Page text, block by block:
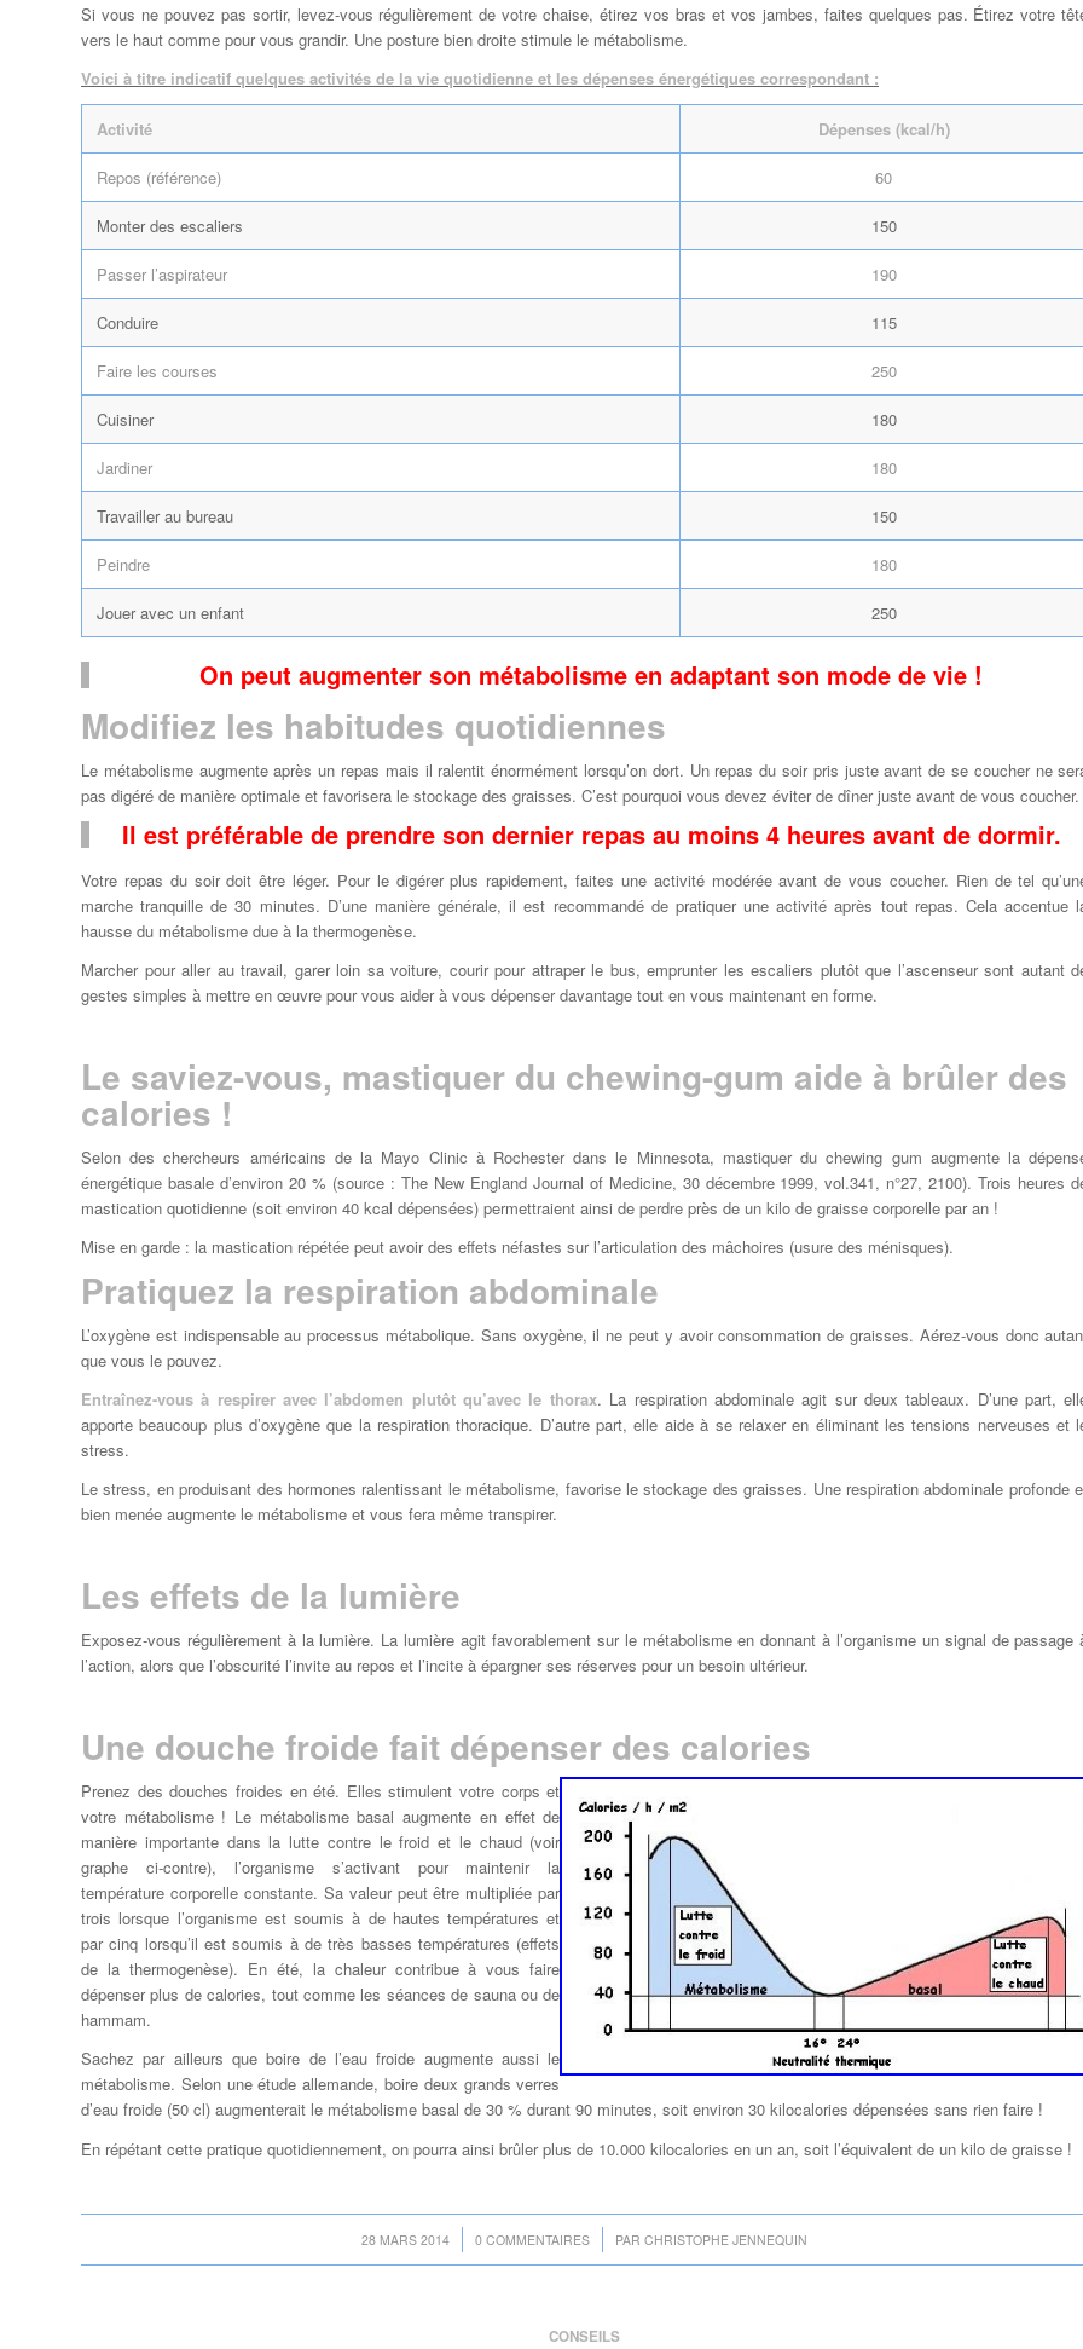
Si vous ne pouvez pas sortir, levez-vous régulièrement de votre chaise, étirez vos bras et vos jambes, faites quelques pas. Étirez votre
vers le haut comme pour vous grandir. Une posture bien droite stimule le métabolisme.
Voici à titre indicatif quelques activités de la vie quotidienne et les dépenses énergétiques correspondant :
Activité Dépenses (kcal/h)
Repos (référence) 60
Monter des escaliers 150
Passer l’aspirateur 190
Conduire 115
Faire les courses 250
Cuisiner 180
Jardiner 180
Travailler au bureau 150
Peindre 180
Jouer avec un enfant 250
On peut augmenter son métabolisme en adaptant son mode de vie !
Modifiez les habitudes quotidiennes
Le métabolisme augmente après un repas mais il ralentit énormément lorsqu’on dort. Un repas du soir pris juste avant de se coucher ne
pas digéré de manière optimale et favorisera le stockage des graisses. C’est pourquoi vous devez éviter de dîner juste avant de vous coucher.
Il est préférable de prendre son dernier repas au moins 4 heures avant de dormir.
Votre repas du soir doit être léger. Pour le digérer plus rapidement, faites une activité modérée avant de vous coucher. Rien de tel
marche tranquille de 30 minutes. D’une manière générale, il est recommandé de pratiquer une activité après tout repas. Cela accentue
hausse du métabolisme due à la thermogenèse.
Marcher pour aller au travail, garer loin sa voiture, courir pour attraper le bus, emprunter les escaliers plutôt que l’ascenseur sont autant
gestes simples à mettre en œuvre pour vous aider à vous dépenser davantage tout en vous maintenant en forme.
Le saviez-vous, mastiquer du chewing-gum aide à brûler des
calories !
Selon des chercheurs américains de la Mayo Clinic à Rochester dans le Minnesota, mastiquer du chewing gum augmente la
énergétique basale d’environ 20 % (source : The New England Journal of Medicine, 30 décembre 1999, vol.341, n°27, 2100). Trois heures
mastication quotidienne (soit environ 40 kcal dépensées) permettraient ainsi de perdre près de un kilo de graisse corporelle par an !
Mise en garde : la mastication répétée peut avoir des effets néfastes sur l’articulation des mâchoires (usure des ménisques).
Pratiquez la respiration abdominale
L’oxygène est indispensable au processus métabolique. Sans oxygène, il ne peut y avoir consommation de graisses. Aérez-vous donc
que vous le pouvez.
Entraînez-vous à respirer avec l’abdomen plutôt qu’avec le thorax. La respiration abdominale agit sur deux tableaux. D’une part,
apporte beaucoup plus d’oxygène que la respiration thoracique. D’autre part, elle aide à se relaxer en éliminant les tensions nerveuses et
stress.
Le stress, en produisant des hormones ralentissant le métabolisme, favorise le stockage des graisses. Une respiration abdominale profonde
bien menée augmente le métabolisme et vous fera même transpirer.
Les effets de la lumière
Exposez-vous régulièrement à la lumière. La lumière agit favorablement sur le métabolisme en donnant à l’organisme un signal de passage
l’action, alors que l’obscurité l’invite au repos et l’incite à épargner ses réserves pour un besoin ultérieur.
Une douche froide fait dépenser des calories
Prenez des douches froides en été. Elles stimulent votre corps et
votre métabolisme ! Le métabolisme basal augmente en effet de
manière importante dans la lutte contre le froid et le chaud (voir
graphe ci-contre), l’organisme s’activant pour maintenir la
température corporelle constante. Sa valeur peut être multipliée par
trois lorsque l’organisme est soumis à de hautes températures et
par cinq lorsqu’il est soumis à de très basses températures (effets
de la thermogenèse). En été, la chaleur contribue à vous faire
dépenser plus de calories, tout comme les séances de sauna ou de
hammam.
Sachez par ailleurs que boire de l’eau froide augmente aussi le
métabolisme. Selon une étude allemande, boire deux grands verres
d’eau froide (50 cl) augmenterait le métabolisme basal de 30 % durant 90 minutes, soit environ 30 kilocalories dépensées sans rien faire !
En répétant cette pratique quotidiennement, on pourra ainsi brûler plus de 10.000 kilocalories en un an, soit l’équivalent de un kilo de graisse !
28 MARS 2014
/ 0 COMMENTAIRES
/ PARCHRISTOPHE JENNEQUIN
CONSEILS